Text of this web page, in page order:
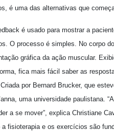
é uma das alternativas que
é usado para mostrar a
O processo é simples. No corpo
gráfica da ação muscular.
fica mais fácil saber as
por Bernard Brucker, que
uma universidade paulistana.
a se mover”, explica Christiane
a fisioterapia e os exercícios são